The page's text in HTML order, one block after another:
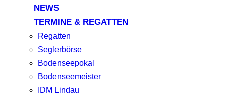
NEWS
TERMINE & REGATTEN
Regatten
Seglerbörse
Bodenseepokal
Bodenseemeister
IDM Lindau